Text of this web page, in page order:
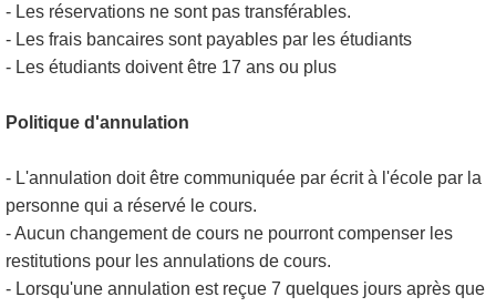
- Les réservations ne sont pas transférables.
- Les frais bancaires sont payables par les étudiants
- Les étudiants doivent être 17 ans ou plus
Politique d'annulation
- L'annulation doit être communiquée par écrit à l'école par la
personne qui a réservé le cours.
- Aucun changement de cours ne pourront compenser les
restitutions pour les annulations de cours.
- Lorsqu'une annulation est reçue 7 quelques jours après que